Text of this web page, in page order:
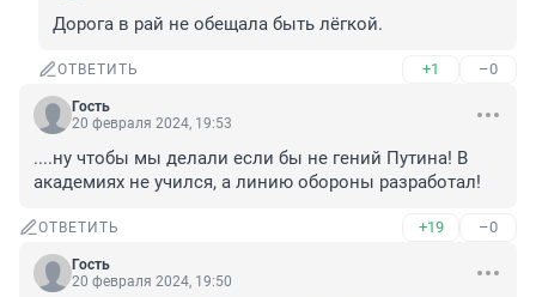
Дорога в рай не обещала быть лёгкой.
ОТВЕТИТЬ +1 –0
Гость
20 февраля 2024, 19:53
....ну чтобы мы делали если бы не гений Путина! В
академиях не учился, а линию обороны разработал!
ОТВЕТИТЬ +19 –0
Гость
20 февраля 2024, 19:50